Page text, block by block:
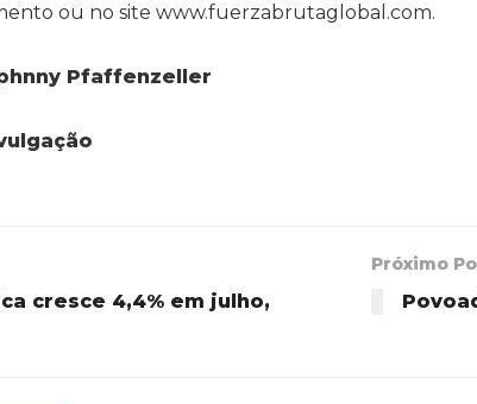
ou no site www.fuerzabrutaglobal.com.
Pfaffenzeller
cresce 4,4% em julho,
Próximo